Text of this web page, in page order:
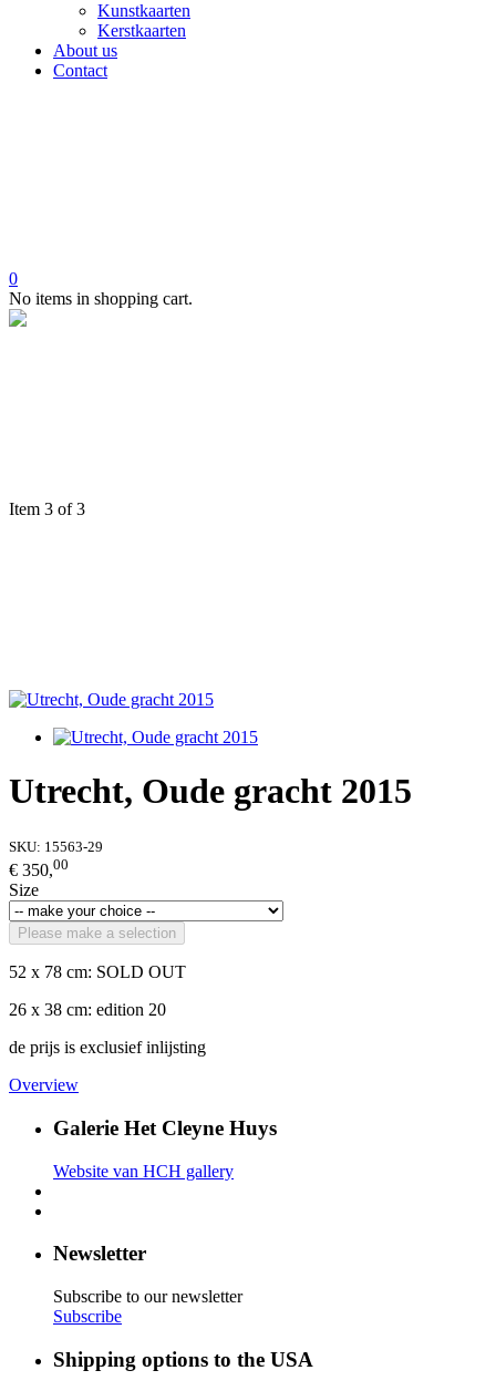
Kunstkaarten
Kerstkaarten
About us
Contact
0
No items in shopping cart.
Item 3 of 3
Utrecht, Oude gracht 2015
SKU: 15563-29
€ 350,00
Size
Please make a selection
52 x 78 cm: SOLD OUT
26 x 38 cm: edition 20
de prijs is exclusief inlijsting
Overview
Galerie Het Cleyne Huys
Website van HCH gallery
Newsletter
Subscribe to our newsletter
Subscribe
Shipping options to the USA